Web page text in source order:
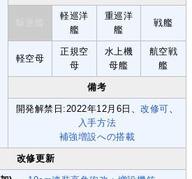
軽巡洋
艦
重巡洋
艦
戦艦
軽空母
正規空
母
水上機
母艦
航空戦
艦
備考
開発解禁日:2022年12月6日、改修可、
入手方法
補強増設への搭載
改修更新